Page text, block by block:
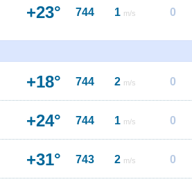
+23° 744 1 m/s 0
+18° 744 2 m/s 0
+24° 744 1 m/s 0
+31° 743 2 m/s 0